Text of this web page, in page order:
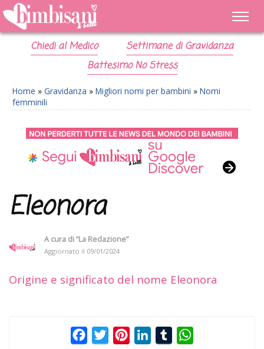
Chiedi al Medico
Settimane di Gravidanza
Battesimo No Stress
Home » Gravidanza » Migliori nomi per bambini » Nomi
femminili
Eleonora
A cura di“La Redazione”
Aggiornato il 09/01/2024
Origine e significato del nome Eleonora
FacebookTwitterPinterestLinkedInTumblr